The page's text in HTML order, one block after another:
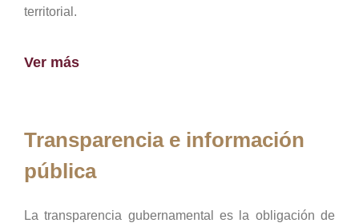
territorial.
Ver más
Transparencia e información
pública
La transparencia gubernamental es la obligación de